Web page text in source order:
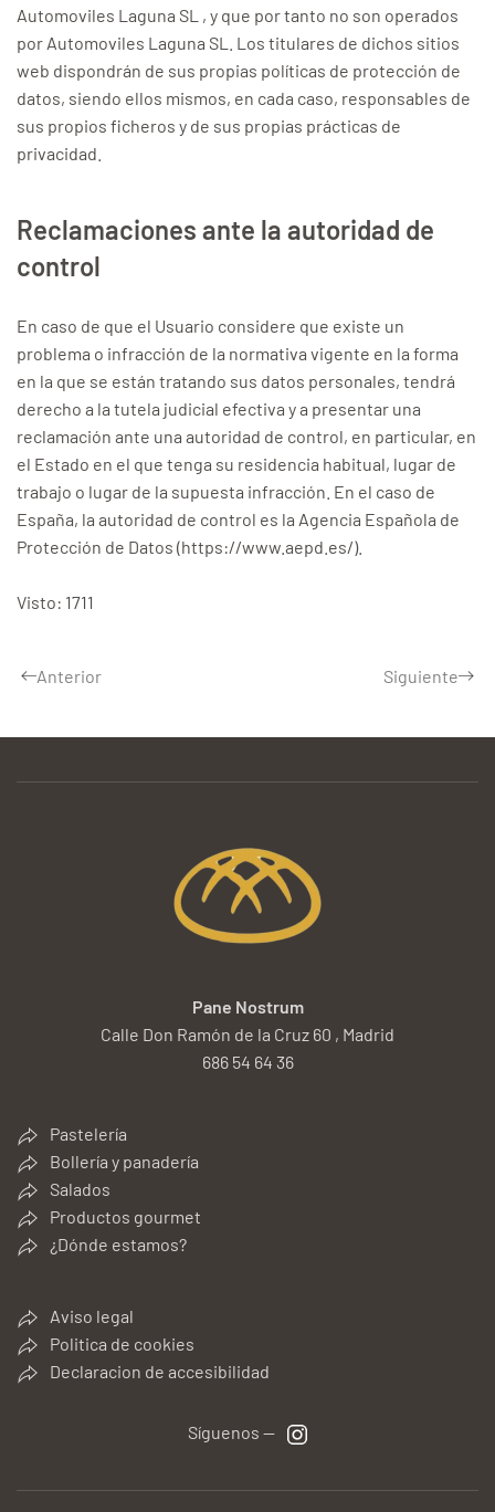
Automoviles Laguna SL , y que por tanto no son operados
por Automoviles Laguna SL. Los titulares de dichos sitios
web dispondrán de sus propias políticas de protección de
datos, siendo ellos mismos, en cada caso, responsables de
sus propios ficheros y de sus propias prácticas de
privacidad.
Reclamaciones ante la autoridad de
control
En caso de que el Usuario considere que existe un
problema o infracción de la normativa vigente en la forma
en la que se están tratando sus datos personales, tendrá
derecho a la tutela judicial efectiva y a presentar una
reclamación ante una autoridad de control, en particular, en
el Estado en el que tenga su residencia habitual, lugar de
trabajo o lugar de la supuesta infracción. En el caso de
España, la autoridad de control es la Agencia Española de
Protección de Datos (https://www.aepd.es/).
Visto: 1711
Anterior Siguiente
Pane Nostrum
Calle Don Ramón de la Cruz 60 , Madrid
686 54 64 36
Pastelería
Bollería y panadería
Salados
Productos gourmet
¿Dónde estamos?
Aviso legal
Politica de cookies
Declaracion de accesibilidad
Síguenos —